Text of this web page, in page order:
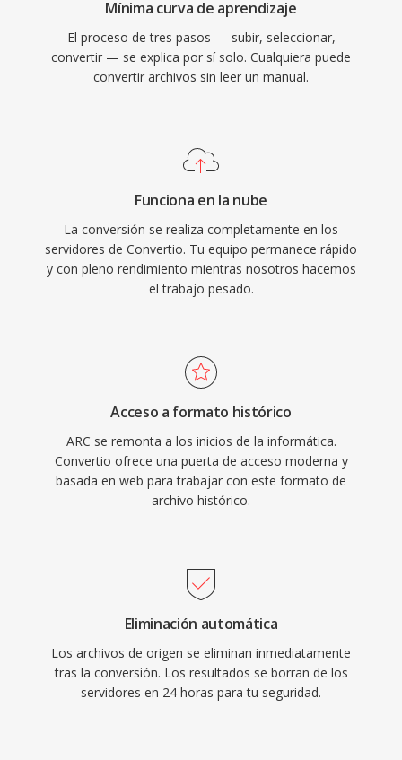
Mínima curva de aprendizaje
El proceso de tres pasos — subir, seleccionar,
convertir — se explica por sí solo. Cualquiera puede
convertir archivos sin leer un manual.
Funciona en la nube
La conversión se realiza completamente en los
servidores de Convertio. Tu equipo permanece rápido
y con pleno rendimiento mientras nosotros hacemos
el trabajo pesado.
Acceso a formato histórico
ARC se remonta a los inicios de la informática.
Convertio ofrece una puerta de acceso moderna y
basada en web para trabajar con este formato de
archivo histórico.
Eliminación automática
Los archivos de origen se eliminan inmediatamente
tras la conversión. Los resultados se borran de los
servidores en 24 horas para tu seguridad.